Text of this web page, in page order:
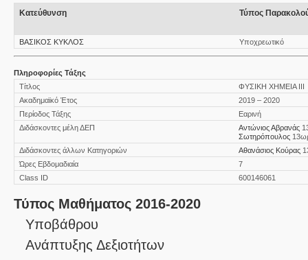
Κατεύθυνση Τύπος
ΒΑΣΙΚΟΣ ΚΥΚΛΟΣ Υποχρεωτικό
Πληροφορίες Τάξης
Τίτλος
ΦΥΣΙΚΗ ΧΗΜΕΙΑ ΙΙΙ
Ακαδημαϊκό Έτος
2019 – 2020
Περίοδος Τάξης
Εαρινή
Διδάσκοντες μέλη ΔΕΠ
Αντώνιος Αβρανάς
Σωτηρόπουλος
Διδάσκοντες άλλων Κατηγοριών
Αθανάσιος Κούρας
Ώρες Εβδομαδιαία
7
Class ID
600146061
Τύπος Μαθήματος 2016-2020
Υποβάθρου
Ανάπτυξης Δεξιοτήτων